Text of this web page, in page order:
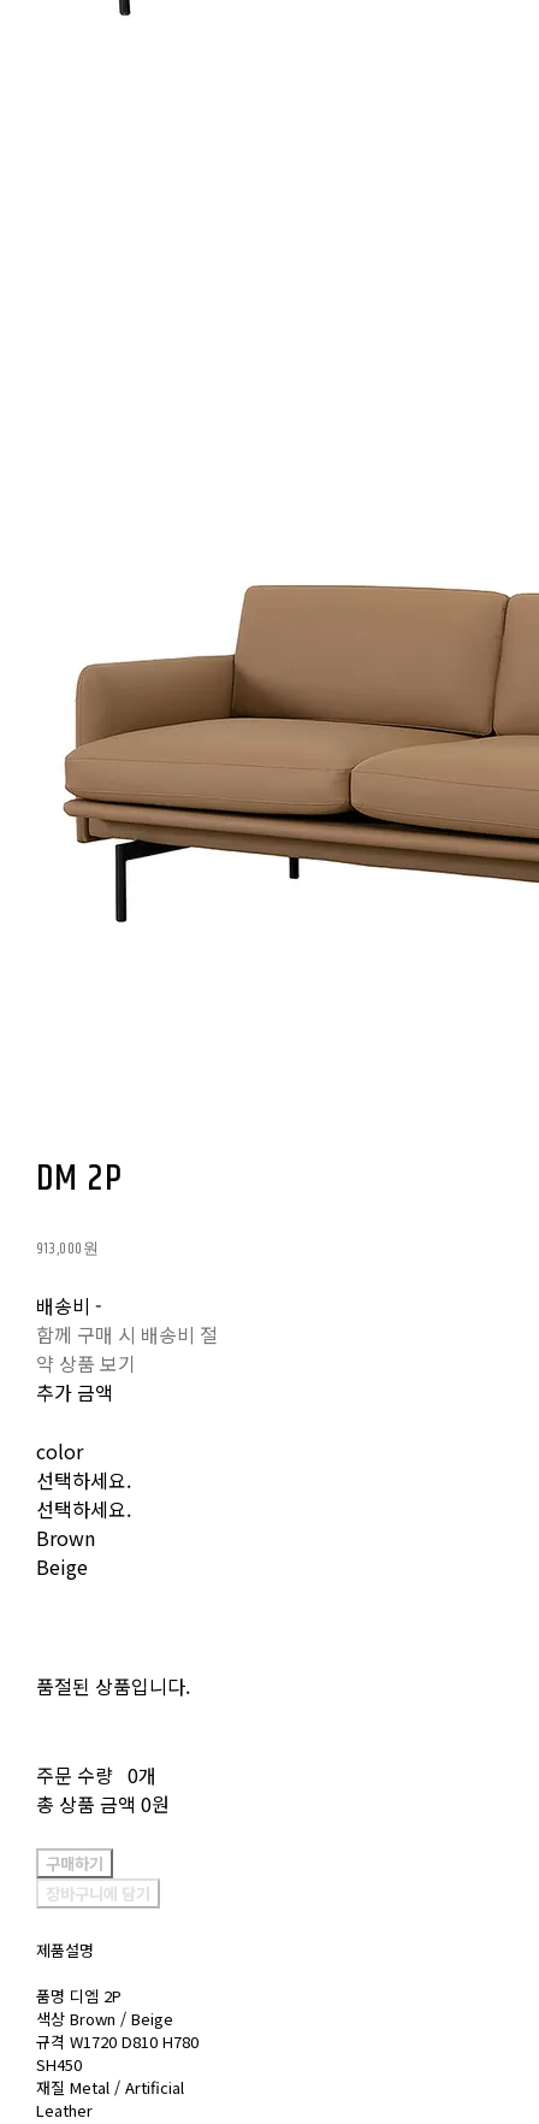
DM 2P
913,000원
배송비 -
함께 구매 시 배송비 절
약 상품 보기
추가 금액
color
선택하세요.
선택하세요.
Brown
Beige
품절된 상품입니다.
주문 수량 0개
총 상품 금액 0원
구매하기
장바구니에 담기
제품설명
품명 디엠 2P
색상 Brown / Beige
규격 W1720 D810 H780
SH450
재질 Metal / Artificial
Leather